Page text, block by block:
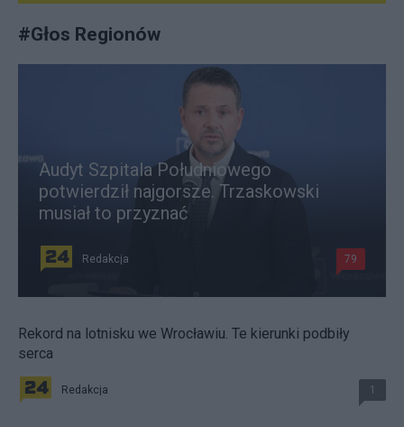
#Głos Regionów
Audyt Szpitala Południowego
potwierdził najgorsze. Trzaskowski
musiał to przyznać
Redakcja 79
Rekord na lotnisku we Wrocławiu. Te kierunki podbiły
serca
Redakcja 1